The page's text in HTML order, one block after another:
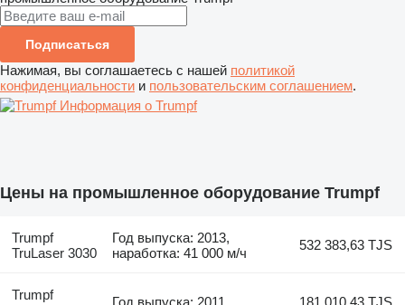
Подписаться
Нажимая, вы соглашаетесь с нашей политикой
конфиденциальности и пользовательским соглашением.
Информация о Trumpf
Цены на промышленное оборудование Trumpf
Trumpf
TruLaser 3030
Год выпуска: 2013,
наработка: 41 000 м/ч
532 383,63 TJS
Trumpf
Год выпуска: 2011 181 010,43 TJS